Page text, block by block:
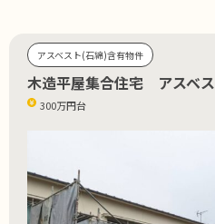
アスベスト(石綿)含有物件
木造平屋集合住宅 アスベ
300万円台